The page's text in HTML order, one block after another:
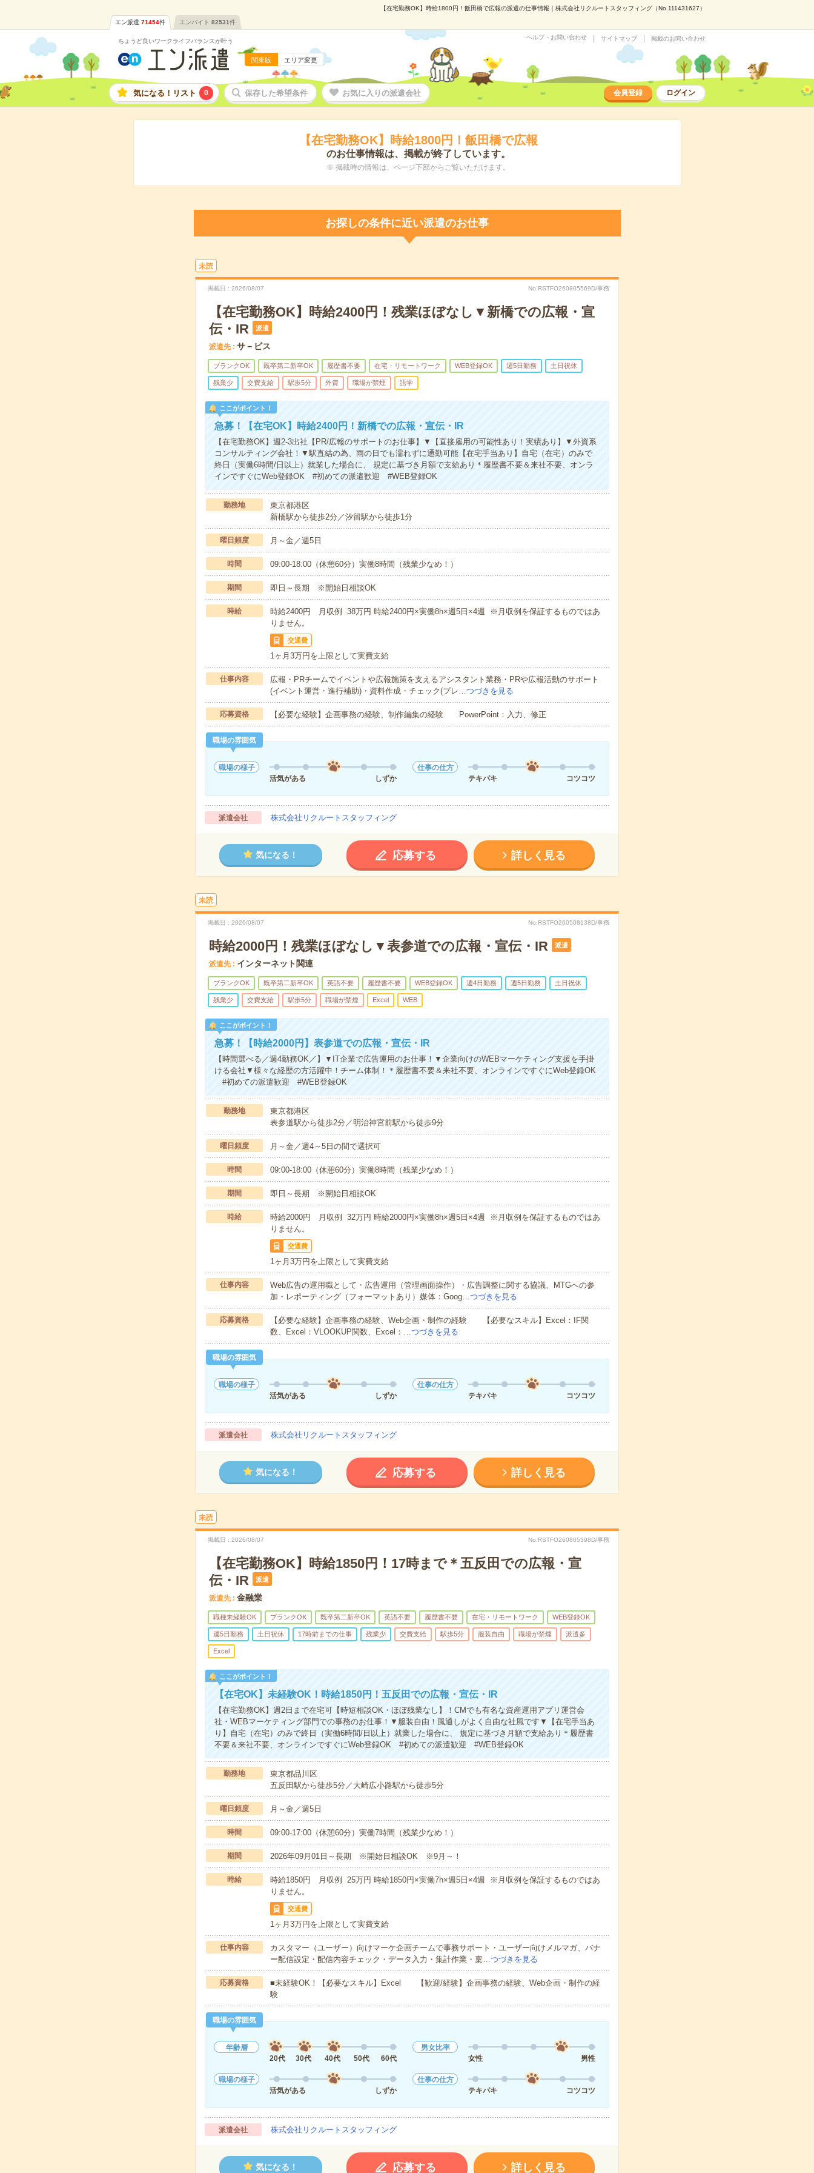
【在宅勤務OK】時給1800円！飯田橋で広報の派遣の仕事情報｜株式会社リクルートスタッフィング（No.111431627）
エン派遣 71454件 エンバイト 82531件
ちょうど良いワークライフバランスが叶う
関東版 エリア変更
ヘルプ・お問い合わせ サイトマップ 掲載のお問い合わせ
気になる！リスト 0 保存した希望条件 お気に入りの派遣会社 会員登録 ログイン
【在宅勤務OK】時給1800円！飯田橋で広報
のお仕事情報は、掲載が終了しています。
※ 掲載時の情報は、ページ下部からご覧いただけます。
お探しの条件に近い派遣のお仕事
未読
掲載日 2026/08/07 No.RSTFO260805569D/事務
【在宅勤務OK】時給2400円！残業ほぼなし▼新橋での広報・宣
伝・IR
派遣
派遣先 サ－ビス
ブランクOK 既卒第二新卒OK 履歴書不要 在宅・リモートワーク WEB登録OK 週5日勤務 土日祝休
残業少 交費支給 駅歩5分 外資 職場が禁煙 語学
ここがポイント！
急募！【在宅OK】時給2400円！新橋での広報・宣伝・IR
【在宅勤務OK】週2-3出社【PR/広報のサポートのお仕事】▼【直接雇用の可能性あり！実績あり】▼外資系
コンサルティング会社！▼駅直結の為、雨の日でも濡れずに通勤可能【在宅手当あり】自宅（在宅）のみで
終日（実働6時間/日以上）就業した場合に、 規定に基づき月額で支給あり＊履歴書不要＆来社不要、オンラ
インですぐにWeb登録OK #初めての派遣歓迎 #WEB登録OK
勤務地
東京都港区
新橋駅から徒歩2分／汐留駅から徒歩1分
曜日頻度 月～金／週5日
時間 09:00-18:00（休憩60分）実働8時間（残業少なめ！）
期間 即日～長期 ※開始日相談OK
時給
時給2400円 月収例 38万円 時給2400円×実働8h×週5日×4週 ※月収例を保証するものではあ
りません。
交通費
1ヶ月3万円を上限として実費支給
仕事内容
広報・PRチームでイベントや広報施策を支えるアシスタント業務・PRや広報活動のサポート
(イベント運営・進行補助)・資料作成・チェック(プレ…つづきを見る
応募資格 【必要な経験】企画事務の経験、制作編集の経験 PowerPoint：入力、修正
職場の雰囲気
職場の様子
活気がある
しずか
仕事の仕方
テキパキ
コツコツ
派遣会社 株式会社リクルートスタッフィング
気になる！ 応募する 詳しく見る
未読
掲載日 2026/08/07 No.RSTFO260508138D/事務
時給2000円！残業ほぼなし▼表参道での広報・宣伝・IR 派遣
派遣先 インターネット関連
ブランクOK 既卒第二新卒OK 英語不要 履歴書不要 WEB登録OK 週4日勤務 週5日勤務 土日祝休
残業少 交費支給 駅歩5分 職場が禁煙 Excel WEB
ここがポイント！
急募！【時給2000円】表参道での広報・宣伝・IR
【時間選べる／週4勤務OK／】▼IT企業で広告運用のお仕事！▼企業向けのWEBマーケティング支援を手掛
ける会社▼様々な経歴の方活躍中！チーム体制！＊履歴書不要＆来社不要、オンラインですぐにWeb登録OK
#初めての派遣歓迎 #WEB登録OK
勤務地
東京都港区
表参道駅から徒歩2分／明治神宮前駅から徒歩9分
曜日頻度 月～金／週4～5日の間で選択可
時間 09:00-18:00（休憩60分）実働8時間（残業少なめ！）
期間 即日～長期 ※開始日相談OK
時給
時給2000円 月収例 32万円 時給2000円×実働8h×週5日×4週 ※月収例を保証するものではあ
りません。
交通費
1ヶ月3万円を上限として実費支給
仕事内容
Web広告の運用職として・広告運用（管理画面操作）・広告調整に関する協議、MTGへの参
加・レポーティング（フォーマットあり）媒体：Goog…つづきを見る
応募資格
【必要な経験】企画事務の経験、Web企画・制作の経験 【必要なスキル】Excel：IF関
数、Excel：VLOOKUP関数、Excel：…つづきを見る
職場の雰囲気
職場の様子
活気がある
しずか
仕事の仕方
テキパキ
コツコツ
派遣会社 株式会社リクルートスタッフィング
気になる！ 応募する 詳しく見る
未読
掲載日 2026/08/07 No.RSTFO260805398D/事務
【在宅勤務OK】時給1850円！17時まで＊五反田での広報・宣
伝・IR
派遣
派遣先 金融業
職種未経験OK ブランクOK 既卒第二新卒OK 英語不要 履歴書不要 在宅・リモートワーク WEB登録OK
週5日勤務 土日祝休 17時前までの仕事 残業少 交費支給 駅歩5分 服装自由 職場が禁煙 派遣多
Excel
ここがポイント！
【在宅OK】未経験OK！時給1850円！五反田での広報・宣伝・IR
【在宅勤務OK】週2日まで在宅可【時短相談OK・ほぼ残業なし】！CMでも有名な資産運用アプリ運営会
社・WEBマーケティング部門での事務のお仕事！▼服装自由！風通しがよく自由な社風です▼【在宅手当あ
り】自宅（在宅）のみで終日（実働6時間/日以上）就業した場合に、 規定に基づき月額で支給あり＊履歴書
不要＆来社不要、オンラインですぐにWeb登録OK #初めての派遣歓迎 #WEB登録OK
勤務地
東京都品川区
五反田駅から徒歩5分／大崎広小路駅から徒歩5分
曜日頻度 月～金／週5日
時間 09:00-17:00（休憩60分）実働7時間（残業少なめ！）
期間 2026年09月01日～長期 ※開始日相談OK ※9月～！
時給
時給1850円 月収例 25万円 時給1850円×実働7h×週5日×4週 ※月収例を保証するものではあ
りません。
交通費
1ヶ月3万円を上限として実費支給
仕事内容
カスタマー（ユーザー）向けマーケ企画チームで事務サポート・ユーザー向けメルマガ、バナ
ー配信設定・配信内容チェック・データ入力・集計作業・稟…つづきを見る
応募資格
■未経験OK！【必要なスキル】Excel 【歓迎/経験】企画事務の経験、Web企画・制作の経
験
職場の雰囲気
年齢層
20代
30代 40代 50代 60代
男女比率
女性
男性
職場の様子
活気がある
しずか
仕事の仕方
テキパキ
コツコツ
派遣会社 株式会社リクルートスタッフィング
気になる！ 応募する 詳しく見る